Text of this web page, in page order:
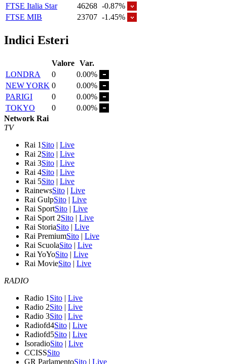
FTSE Italia Star
46268 -0.87%
FTSE MIB
23707 -1.45%
Indici Esteri
Valore Var.
LONDRA
0
0.00%
NEW YORK 0
0.00%
PARIGI
0
0.00%
TOKYO
0
0.00%
Network Rai
TV
Rai 1 Sito | Live
Rai 2Sito | Live
Rai 3Sito | Live
Rai 4Sito | Live
Rai 5Sito | Live
RainewsSito | Live
Rai GulpSito | Live
Rai SportSito | Live
Rai Sport 2Sito | Live
Rai StoriaSito | Live
Rai PremiumSito | Live
Rai ScuolaSito | Live
Rai YoYoSito | Live
Rai MovieSito | Live
RADIO
Radio 1 Sito | Live
Radio 2Sito | Live
Radio 3Sito | Live
Radiofd4Sito | Live
Radiofd5Sito | Live
IsoradioSito | Live
CCISSSito
GR ParlamentoSito | Live